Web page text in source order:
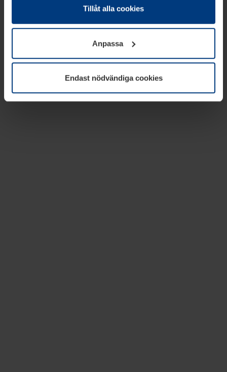
absolut nödvändiga för driften av den här webbplatsen.
godkännande kan du när som helst ändra eller återkalla i
informationen om kakor underDataskyddsförklaring
vår webbplats.
Tillåt alla cookies
Anpassa
Endast nödvändiga cookies